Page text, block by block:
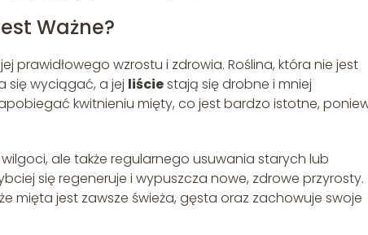
Ważne?
prawidłowego wzrostu i zdrowia. Roślina, która nie jest
się wyciągać, a jej liściestają się drobne i mniej
kwitnieniu mięty, co jest bardzo istotne,
ale także regularnego usuwania starych lub
się regeneruje i wypuszcza nowe, zdrowe przyrosty.
mięta jest zawsze świeża, gęsta oraz zachowuje swoje